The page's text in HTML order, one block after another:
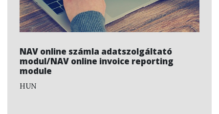
NAV online számla adatszolgáltató
modul/NAV online invoice reporting
module
HUN